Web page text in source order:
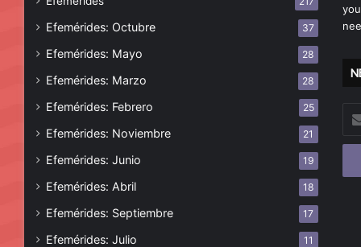
Efemérides: Octubre 37
Efemérides: Mayo 28
Efemérides: Marzo 28
Efemérides: Febrero 25
Efemérides: Noviembre 21
Efemérides: Junio 19
Efemérides: Abril 18
Efemérides: Septiembre 17
Efemérides: Julio 11